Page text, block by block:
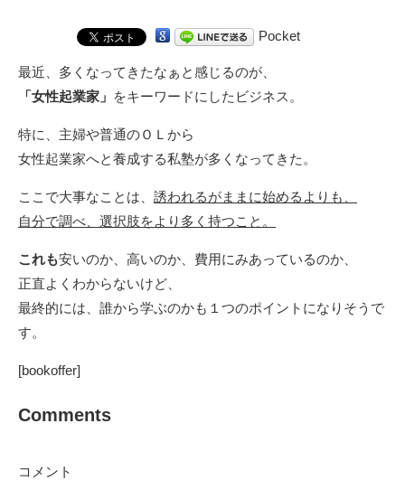
Pocket
最近、多くなってきたなぁと感じるのが、
「女性起業家」 をキーワードにしたビジネス。
特に、主婦や普通のＯＬから
女性起業家へと養成する私塾が多くなってきた。
ここで大事なことは、 誘われるがままに始めるよりも、
自分で調べ、選択肢をより多く持つこと。
これも安いのか、高いのか、費用にみあっているのか、
正直よくわからないけど、
最終的には、誰から学ぶのかも１つのポイントになりそうで
す。
[bookoffer]
Comments
コメント